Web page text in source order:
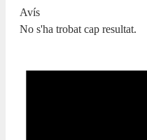
Avís
No s'ha trobat cap resultat.